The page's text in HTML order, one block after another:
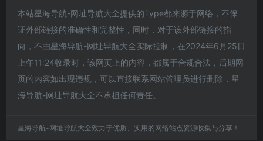
本站星海导航-网址导航大全提供的Type都来源于网络，不保
证外部链接的准确性和完整性，同时，对于该外部链接的指
向，不由星海导航-网址导航大全实际控制，在2024年6月25日
上午11:24收录时，该网页上的内容，都属于合规合法，后期网
页的内容如出现违规，可以直接联系网站管理员进行删除，星
海导航-网址导航大全不承担任何责任。
星海导航-网址导航大全致力于优质、实用的网络站点资源收集与分享！